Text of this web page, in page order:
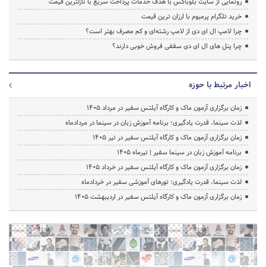
خرید تلگرام پرمیوم با ارزان ترین قیمت
چرا لامپ ال ای دی از لامپ رشته‌ای و کم مصرف بهتر است؟
چرا پنل های ال ای دی سقفی فروش خوبی دارند؟
اخبار مرتبط با حوزه
زمان برگزاری آزمون ماک و کارگاه آیلتس سفیر در مرداد 1405
لذت سینما، قدرت یادگیری؛ برنامه آموزش زبان در سینما در مردادماه
زمان برگزاری آزمون ماک و کارگاه آیلتس سفیر در تیر 1405
برنامه آموزش زبان در سینما سفیر | تیرماه ۱۴۰۵
زمان برگزاری آزمون ماک و کارگاه آیلتس سفیر در خرداد 1405
لذت سینما، قدرت یادگیری؛ تورهای آموزشی سفیر در خردادماه
زمان برگزاری آزمون ماک و کارگاه آیلتس سفیر در اردیبهشت 1405